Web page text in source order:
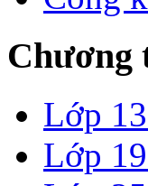
Chương
Lớp
Lớp